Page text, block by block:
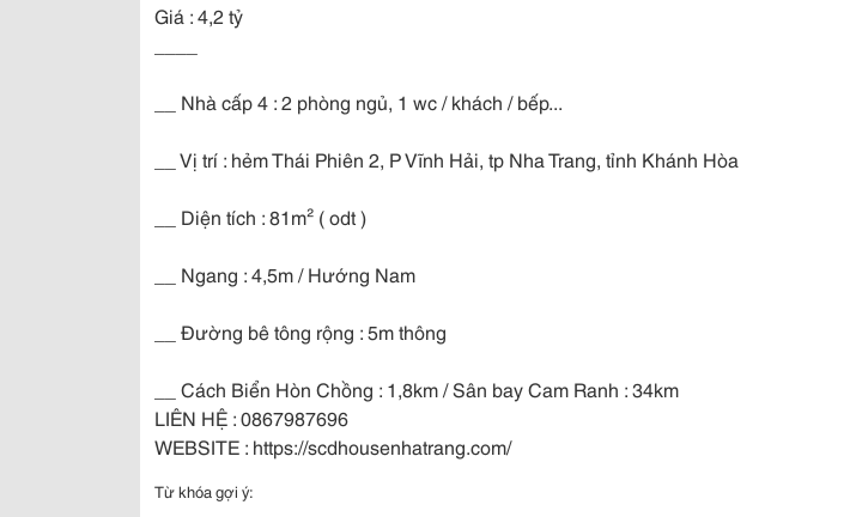
Giá : 4,2 tỷ
__ Nhà cấp 4 : 2 phòng ngủ, 1 wc / khách / bếp...
__ Vị trí : hẻm Thái Phiên 2, P Vĩnh Hải, tp Nha Trang, tỉnh Khánh Hòa
__ Diện tích : 81m² ( odt )
__ Ngang : 4,5m / Hướng Nam
__ Đường bê tông rộng : 5m thông
__ Cách Biển Hòn Chồng : 1,8km / Sân bay Cam Ranh : 34km
LIÊN HỆ : 0867987696
WEBSITE : https://scdhousenhatrang.com/
Từ khóa gợi ý: